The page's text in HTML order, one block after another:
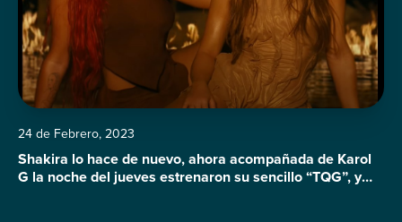
24 de Febrero, 2023
Shakira lo hace de nuevo, ahora acompañada de Karol
G la noche del jueves estrenaron su sencillo “TQG”, y